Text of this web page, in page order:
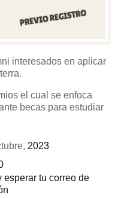
interesados en aplicar
el cual se enfoca
becas para estudiar
2023
esperar tu correo de